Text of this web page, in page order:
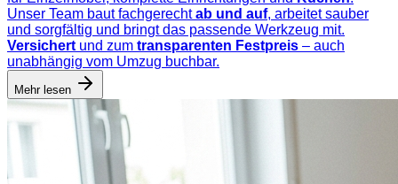
Unser Team baut fachgerechtab und auf, arbeitet sauber
und sorgfältig und bringt das passende Werkzeug mit.
Versichert und zum transparenten Festpreis – auch
unabhängig vom Umzug buchbar.
Mehr lesen